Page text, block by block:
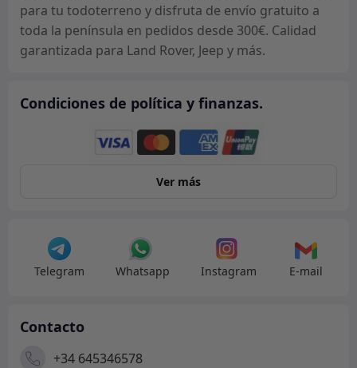
para tu todoterreno y disfruta de envío gratuito a
toda la península en pedidos desde 300€. Calidad
garantizada para Land Rover, Jeep y más.
Condiciones de política y finanzas.
Ver más
Telegram Whatsapp Instagram E-mail
Contacto
+34 645346578